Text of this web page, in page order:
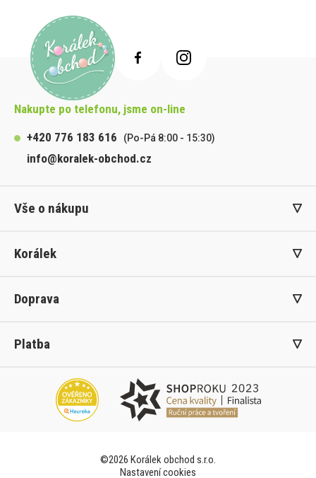
Nakupte po telefonu, jsme on-line
+420 776 183 616
(Po-Pá 8:00 - 15:30)
info@koralek-obchod.cz
Vše o nákupu
Korálek
Doprava
Platba
©2026 Korálek obchod s.r.o.
Nastavení cookies